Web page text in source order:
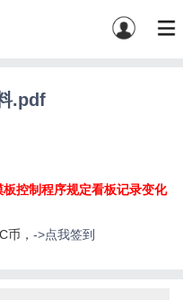
.pdf
控制程序规定看板记录变化
币， ->点我签到